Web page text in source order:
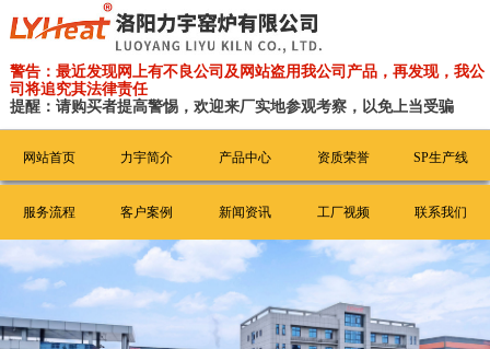
警告：最近发现网上有不良公司及网站盗用我公司产品，再发现，我公
司将追究其法律责任
提醒：请购买者提高警惕，欢迎来厂实地参观考察，以免上当受骗
网站首页 力宇简介 产品中心 资质荣誉 SP生产线
服务流程 客户案例 新闻资讯 工厂视频 联系我们